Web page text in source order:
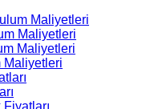
Maliyetleri
Maliyetleri